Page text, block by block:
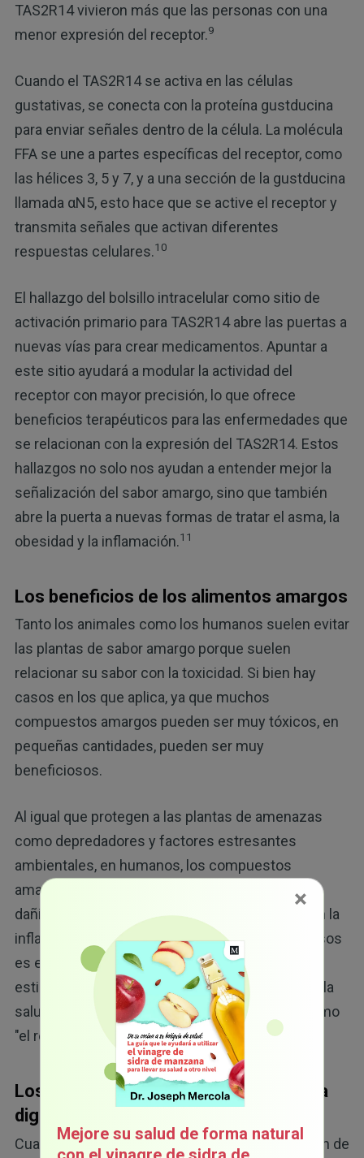
TAS2R14 vivieron más que las personas con una
menor expresión del receptor.9
Cuando el TAS2R14 se activa en las células
gustativas, se conecta con la proteína gustducina
para enviar señales dentro de la célula. La molécula
FFA se une a partes específicas del receptor, como
las hélices 3, 5 y 7, y a una sección de la gustducina
llamada αN5, esto hace que se active el receptor y
transmita señales que activan diferentes
respuestas celulares.10
El hallazgo del bolsillo intracelular como sitio de
activación primario para TAS2R14 abre las puertas a
nuevas vías para crear medicamentos. Apuntar a
este sitio ayudará a modular la actividad del
receptor con mayor precisión, lo que ofrece
beneficios terapéuticos para las enfermedades que
se relacionan con la expresión del TAS2R14. Estos
hallazgos no solo nos ayudan a entender mejor la
señalización del sabor amargo, sino que también
abre la puerta a nuevas formas de tratar el asma, la
obesidad y la inflamación.11
Los beneficios de los alimentos amargos
Tanto los animales como los humanos suelen evitar
las plantas de sabor amargo porque suelen
relacionar su sabor con la toxicidad. Si bien hay
casos en los que aplica, ya que muchos
compuestos amargos pueden ser muy tóxicos, en
pequeñas cantidades, pueden ser muy
beneficiosos.
Al igual que protegen a las plantas de amenazas
como depredadores y factores estresantes
ambientales, en humanos, los compuestos
amargos inhiben el crecimiento de microbios
dañinos, reducen el estrés oxidativo y combaten la
inflamación. Uno de sus efectos más beneficiosos
es en el sistema digestivo, donde actúan como
estimulantes y tónicos naturales que refuerzan la
salud digestiva a través de lo que se conoce como
"el reflejo amargo".
Los beneficios del reflejo amargo en la
digestión
Cuando come algo amargo, se activa la liberación de
×
Mejore su salud de forma natural